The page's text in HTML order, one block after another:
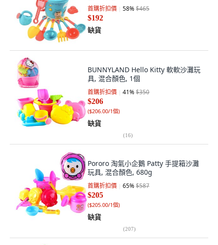
首購折扣價 58%$465
$192
缺貨
BUNNYLAND Hello Kitty 軟軟沙灘玩
具, 混合顏色, 1個
首購折扣價 41%$350
$206
($206.00/1個)
缺貨
(16)
Pororo 淘氣小企鵝 Patty 手提箱沙灘
玩具, 混合顏色, 680g
首購折扣價 65%$587
$205
($205.00/1個)
缺貨
(207)